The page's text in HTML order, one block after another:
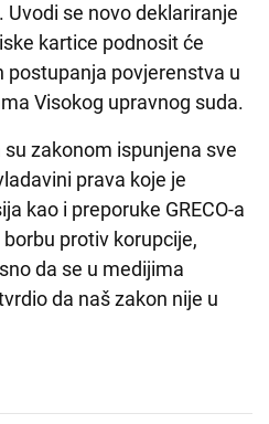
Uvodi se novo deklariranje
kartice podnosit će
postupanja povjerenstva u
Visokog upravnog suda.
zakonom ispunjena sve
prava koje je
kao i preporuke GRECO-a
protiv korupcije,
da se u medijima
da naš zakon nije u